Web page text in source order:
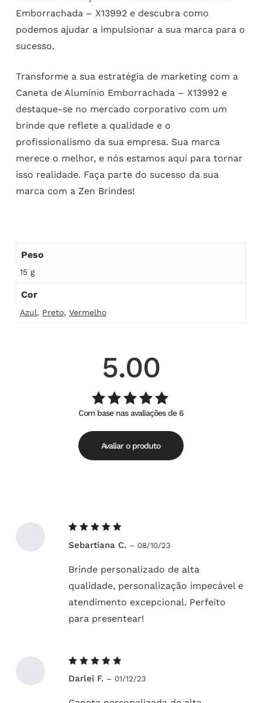
Emborrachada – X13992 e descubra como
podemos ajudar a impulsionar a sua marca para o
sucesso.
Transforme a sua estratégia de marketing com a
Caneta de Alumínio Emborrachada – X13992 e
destaque-se no mercado corporativo com um
brinde que reflete a qualidade e o
profissionalismo da sua empresa. Sua marca
merece o melhor, e nós estamos aqui para tornar
isso realidade. Faça parte do sucesso da sua
marca com a Zen Brindes!
Peso
15 g
Cor
Azul, Preto, Vermelho
5.00
Avaliação
5.00de
5
Com base nas avaliações de 6
Avaliar o produto
5de 5
Sebartiana C. – 08/10/23
Brinde personalizado de alta
qualidade, personalização impecável e
atendimento excepcional. Perfeito
para presentear!
5de 5
Darlei F. – 01/12/23